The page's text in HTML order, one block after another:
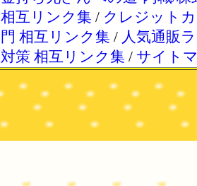
相互リンク集 / クレジット
門 相互リンク集 / 人気通販
対策 相互リンク集 / サイト